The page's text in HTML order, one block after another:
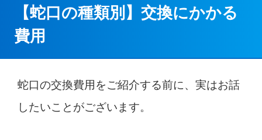
【蛇口の種類別】交換にかかる
費用
蛇口の交換費用をご紹介する前に、実はお話
したいことがございます。